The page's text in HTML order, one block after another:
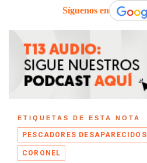
Síguenos en
ETIQUETAS DE ESTA NOTA
PESCADORES DESAPARECIDOS
CORONEL